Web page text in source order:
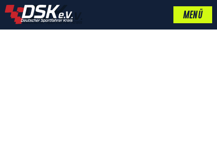
MENÜ